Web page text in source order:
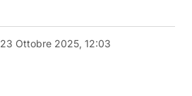
23 Ottobre 2025, 12:03